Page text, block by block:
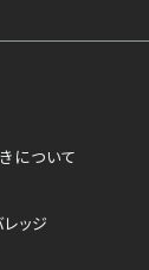
について
ッジ